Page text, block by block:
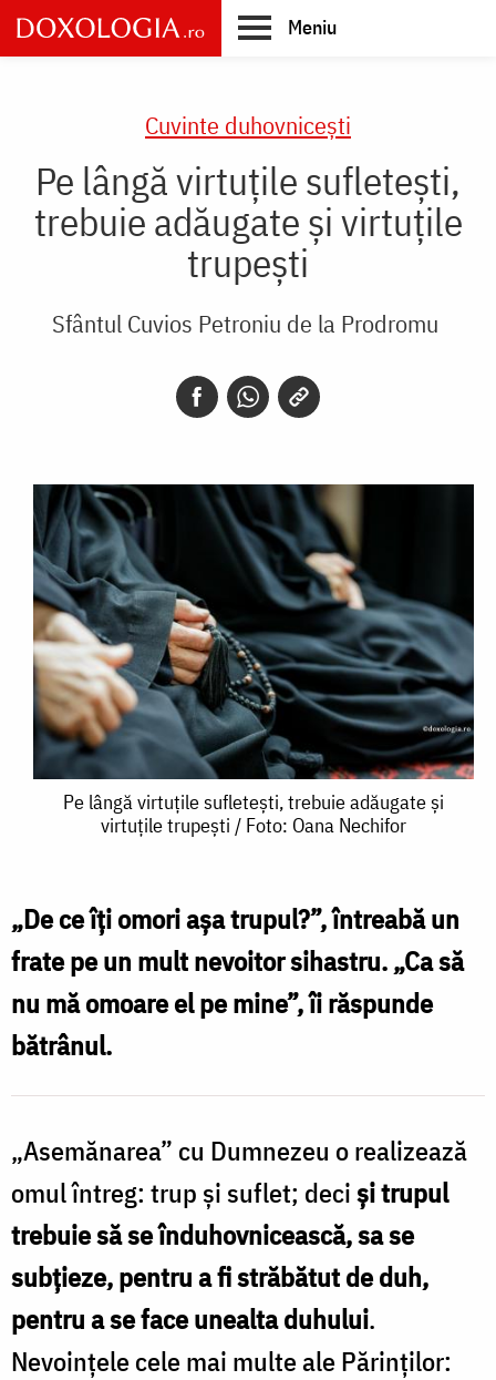
Skip
to
main
Meniu
Cuvinte duhovnicești
Pe lângă virtuțile sufletești,
trebuie adăugate și virtuțile
trupești
Sfântul Cuvios Petroniu de la Prodromu
sufletești,
trebuie
adăugate
și
/
Foto:
Oana
Nechifor
Pe lângă virtuțile sufletești, trebuie adăugate și
virtuțile trupești / Foto: Oana Nechifor
„De ce îți omori așa trupul?”, întreabă un
frate pe un mult nevoitor sihastru. „Ca să
nu mă omoare el pe mine”, îi răspunde
bătrânul.
„Asemănarea” cu Dumnezeu o realizează
omul întreg: trup și suflet; deciși trupul
trebuie să se înduhovnicească, sa se
subțieze, pentru a fi străbătut de duh,
pentru a se face unealta duhului.
Nevoințele cele mai multe ale Părinților: